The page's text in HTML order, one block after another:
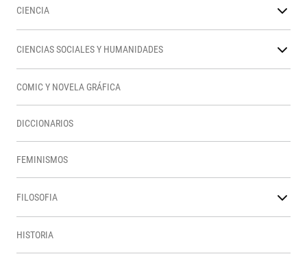
CIENCIA
CIENCIAS SOCIALES Y HUMANIDADES
COMIC Y NOVELA GRÁFICA
DICCIONARIOS
FEMINISMOS
FILOSOFIA
HISTORIA